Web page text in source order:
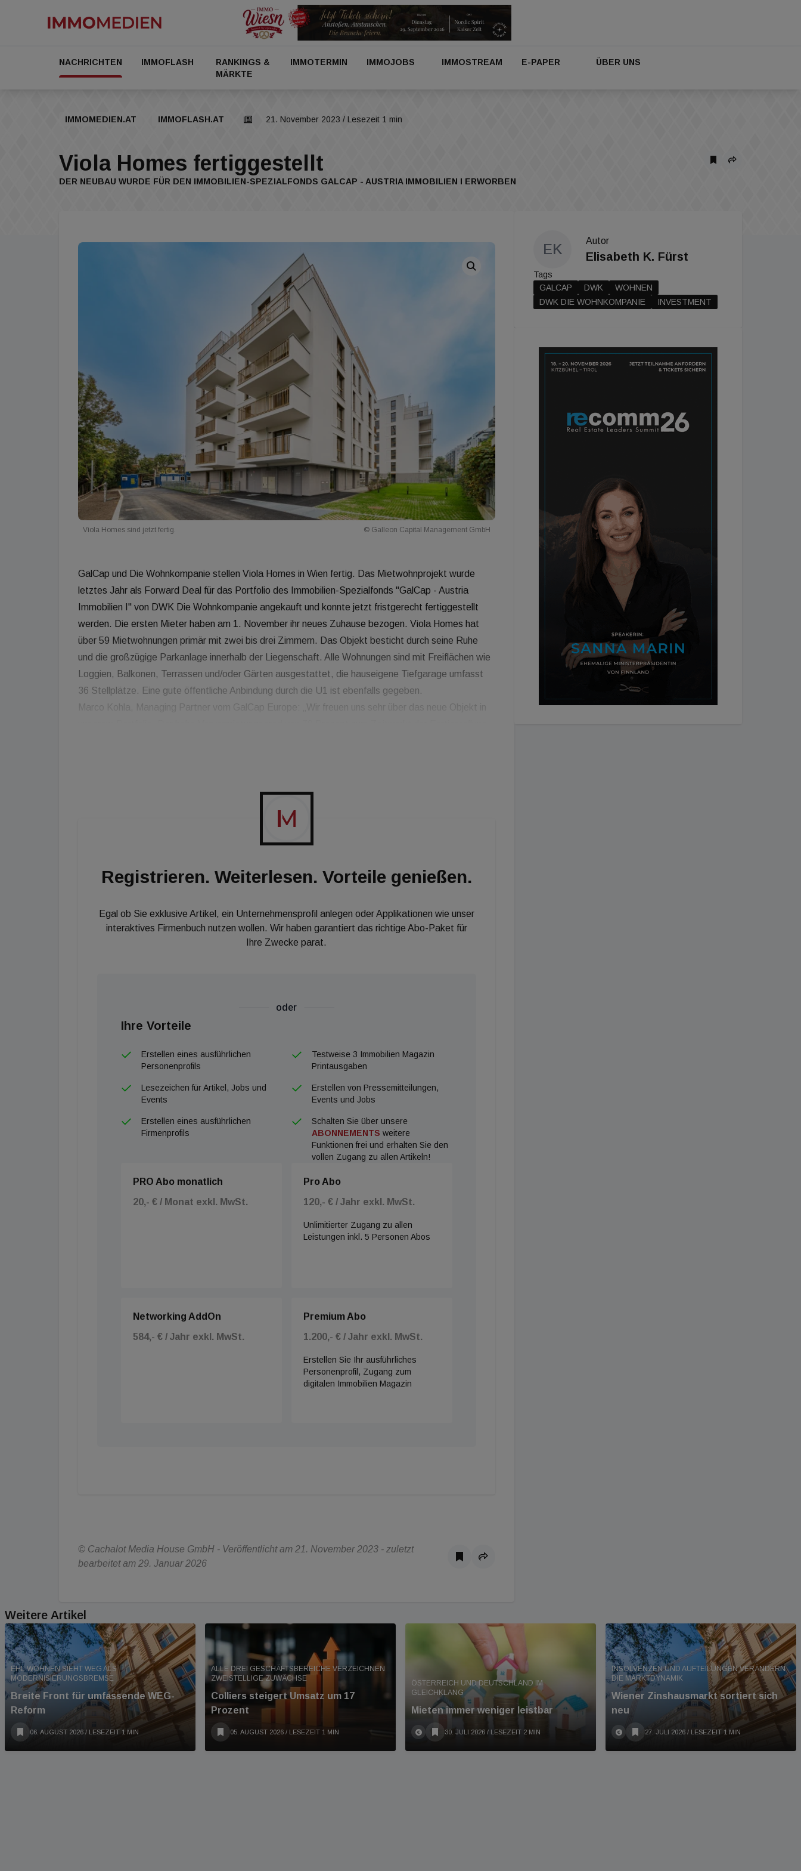
NACHRICHTEN IMMOFLASH
RANKINGS &
MÄRKTE
IMMOTERMIN IMMOJOBS IMMOSTREAM E-PAPER ÜBER UNS
IMMOMEDIEN.AT IMMOFLASH.AT 21. November 2023 / Lesezeit 1 min
Viola Homes fertiggestellt
DER NEUBAU WURDE FÜR DEN IMMOBILIEN-SPEZIALFONDS GALCAP - AUSTRIA IMMOBILIEN I ERWORBEN
Viola Homes sind jetzt fertig. © Galleon Capital Management GmbH
GalCap und Die Wohnkompanie stellen Viola Homes in Wien fertig. Das Mietwohnprojekt wurde
letztes Jahr als Forward Deal für das Portfolio des Immobilien-Spezialfonds "GalCap - Austria
Immobilien I" von DWK Die Wohnkompanie angekauft und konnte jetzt fristgerecht fertiggestellt
werden. Die ersten Mieter haben am 1. November ihr neues Zuhause bezogen. Viola Homes hat
über 59 Mietwohnungen primär mit zwei bis drei Zimmern. Das Objekt besticht durch seine Ruhe
und die großzügige Parkanlage innerhalb der Liegenschaft. Alle Wohnungen sind mit Freiflächen wie
Loggien, Balkonen, Terrassen und/oder Gärten ausgestattet, die hauseigene Tiefgarage umfasst
36 Stellplätze. Eine gute öffentliche Anbindung durch die U1 ist ebenfalls gegeben.
Marco Kohla, Managing Partner vom GalCap Europe: „Wir freuen uns sehr über das neue Objekt in
Registrieren. Weiterlesen. Vorteile genießen.
Egal ob Sie exklusive Artikel, ein Unternehmensprofil anlegen oder Applikationen wie unser
interaktives Firmenbuch nutzen wollen. Wir haben garantiert das richtige Abo-Paket für
Ihre Zwecke parat.
oder
Ihre Vorteile
Erstellen eines ausführlichen
Personenprofils
Testweise 3 Immobilien Magazin
Printausgaben
Lesezeichen für Artikel, Jobs und
Events
Erstellen von Pressemitteilungen,
Events und Jobs
Erstellen eines ausführlichen
Firmenprofils
Schalten Sie über unsere
ABONNEMENTS weitere
Funktionen frei und erhalten Sie den
vollen Zugang zu allen Artikeln!
PRO Abo monatlich
20,- € / Monat exkl. MwSt.
Pro Abo
120,- € / Jahr exkl. MwSt.
Unlimitierter Zugang zu allen
Leistungen inkl. 5 Personen Abos
Networking AddOn
584,- € / Jahr exkl. MwSt.
Premium Abo
1.200,- € / Jahr exkl. MwSt.
Erstellen Sie Ihr ausführliches
Personenprofil, Zugang zum
digitalen Immobilien Magazin
© Cachalot Media House GmbH - Veröffentlicht am 21. November 2023 - zuletzt
bearbeitet am 29. Januar 2026
EK
Autor
Elisabeth K. Fürst
Tags
GALCAP
DWK
WOHNEN
DWK DIE WOHNKOMPANIE
INVESTMENT
Weitere Artikel
EHL WOHNEN SIEHT WEG ALS
MODERNISIERUNGSBREMSE
Breite Front für umfassende WEG-
Reform
06. AUGUST 2026 / LESEZEIT 1 MIN
ALLE DREI GESCHÄFTSBEREICHE VERZEICHNEN
ZWEISTELLIGE ZUWÄCHSE
Colliers steigert Umsatz um 17
Prozent
05. AUGUST 2026 / LESEZEIT 1 MIN
ÖSTERREICH UND DEUTSCHLAND IM
GLEICHKLANG
Mieten immer weniger leistbar
30. JULI 2026 / LESEZEIT 2 MIN
INSOLVENZEN UND AUFTEILUNGEN VERÄNDERN
DIE MARKTDYNAMIK
Wiener Zinshausmarkt sortiert sich
neu
27. JULI 2026 / LESEZEIT 1 MIN